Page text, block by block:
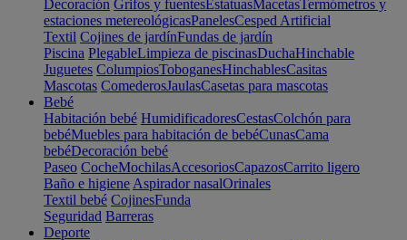
Decoración Grifos y fuentesEstatuasMacetasTermómetros y
estaciones metereológicasPanelesCesped Artificial
Textil Cojines de jardínFundas de jardín
Piscina PlegableLimpieza de piscinasDuchaHinchable
Juguetes ColumpiosToboganesHinchablesCasitas
Mascotas ComederosJaulasCasetas para mascotas
Bebé
Habitación bebé HumidificadoresCestasColchón para
bebéMuebles para habitación de bebéCunasCama
bebéDecoración bebé
Paseo CocheMochilasAccesoriosCapazosCarrito ligero
Baño e higiene Aspirador nasalOrinales
Textil bebé CojinesFunda
Seguridad Barreras
Deporte